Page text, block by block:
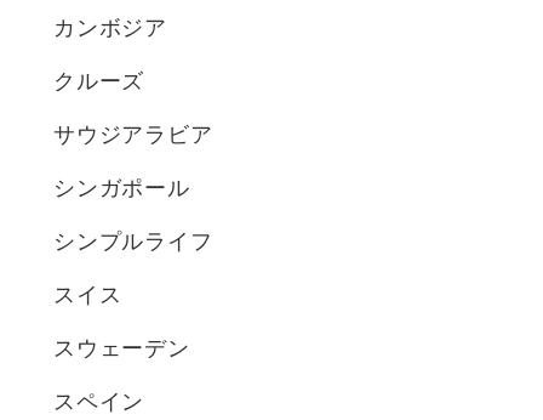
カンボジア
クルーズ
サウジアラビア
シンガポール
シンプルライフ
スイス
スウェーデン
スペイン